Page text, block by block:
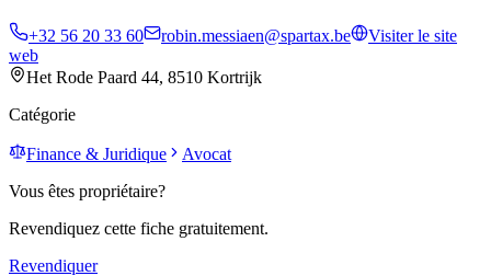
+32 56 20 33 60 robin.messiaen@spartax.be
Visiter le site
web
Het Rode Paard 44, 8510 Kortrijk
Catégorie
Finance & Juridique
Avocat
Vous êtes propriétaire?
Revendiquez cette fiche gratuitement.
Revendiquer